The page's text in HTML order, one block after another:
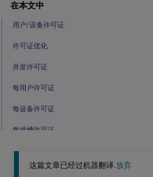
这篇文章已经过机器翻译.放弃
在本文中
用户/设备许可证
许可证优化
并发许可证
每用户许可证
每设备许可证
每插槽许可证
命名用户许可证（旧版）
评估许可证